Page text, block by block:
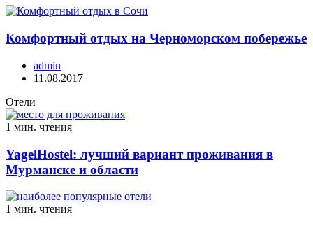
Комфортный отдых на Черноморском побережье
admin
11.08.2017
Отели
1 мин. чтения
YagelHostel: лучший вариант проживания в
Мурманске и области
1 мин. чтения